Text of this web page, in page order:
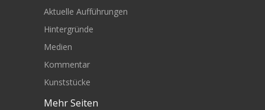
Aktuelle Aufführungen
Hintergründe
Medien
Kommentar
Kunststücke
Mehr Seiten